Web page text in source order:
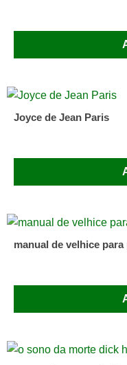
Joyce de Jean Paris
manual de velhice